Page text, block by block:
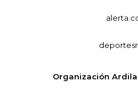
Organización